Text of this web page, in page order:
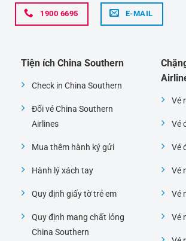
1900 6695 E-MAIL
Tiện ích China Southern
Check in China Southern
Đổi vé China Southern
Airlines
Mua thêm hành ký gửi
Hành lý xách tay
Quy định giấy tờ trẻ em
Quy định mang chất lỏng
China Southern
Vé
Vé
Vé
Vé
Vé
Vé